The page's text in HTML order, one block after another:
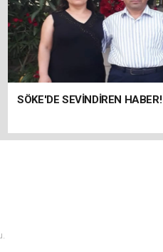
SÖKE'DE SEVİNDİREN HABER!